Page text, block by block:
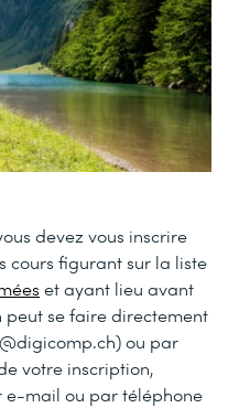
devez vous inscrire
cours figurant sur la liste
et ayant lieu avant
peut se faire directement
ou par
votre inscription,
e-mail ou par téléphone